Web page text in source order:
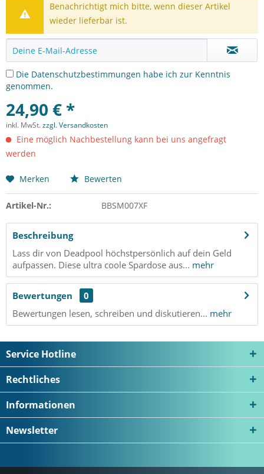
Benachrichtigt mich bitte, wenn dieser Artikel
wieder lieferbar ist.
Die Datenschutzbestimmungen habe ich zur Kenntnis
genommen.
24,90 € *
inkl. MwSt.zzgl. Versandkosten
Eine möglich Nachbestellung kann bei uns angefragt
werden
Merken Bewerten
Artikel-Nr.: BBSM007XF
Beschreibung
Lass dir von Deadpool höchstpersönlich auf dein Geld
aufpassen. Diese ultra coole Spardose aus... mehr
Bewertungen
0
Bewertungen lesen, schreiben und diskutieren... mehr
Service Hotline
Rechtliches
Informationen
Newsletter